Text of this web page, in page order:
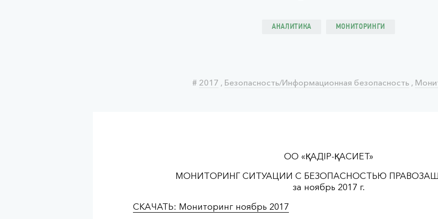
АНАЛИТИКА МОНИТОРИНГИ
# 2017 , Безопасность/Информационная безопасность ,
ОО «ҚАДІР-ҚАСИЕТ»
МОНИТОРИНГ СИТУАЦИИ С БЕЗОПАСНОСТЬЮ
за ноябрь 2017 г.
СКАЧАТЬ: Мониторинг ноябрь 2017